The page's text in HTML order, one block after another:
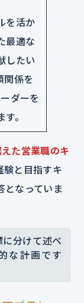
を活か
最適な
したい
関係を
ダーを
。
た営業職のキ
験と目指すキ
となっていま
分けて述べ
な計画です